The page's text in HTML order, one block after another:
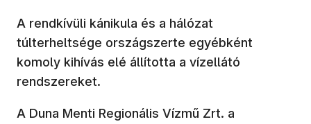
A rendkívüli kánikula és a hálózat
túlterheltsége országszerte egyébként
komoly kihívás elé állította a vízellátó
rendszereket.
A Duna Menti Regionális Vízmű Zrt. a